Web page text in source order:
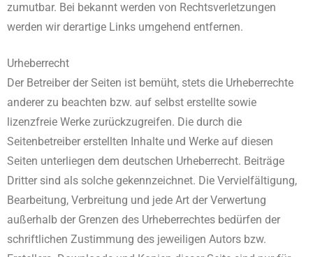
zumutbar. Bei bekannt werden von Rechtsverletzungen
werden wir derartige Links umgehend entfernen.
Urheberrecht
Der Betreiber der Seiten ist bemüht, stets die Urheberrechte
anderer zu beachten bzw. auf selbst erstellte sowie
lizenzfreie Werke zurückzugreifen. Die durch die
Seitenbetreiber erstellten Inhalte und Werke auf diesen
Seiten unterliegen dem deutschen Urheberrecht. Beiträge
Dritter sind als solche gekennzeichnet. Die Vervielfältigung,
Bearbeitung, Verbreitung und jede Art der Verwertung
außerhalb der Grenzen des Urheberrechtes bedürfen der
schriftlichen Zustimmung des jeweiligen Autors bzw.